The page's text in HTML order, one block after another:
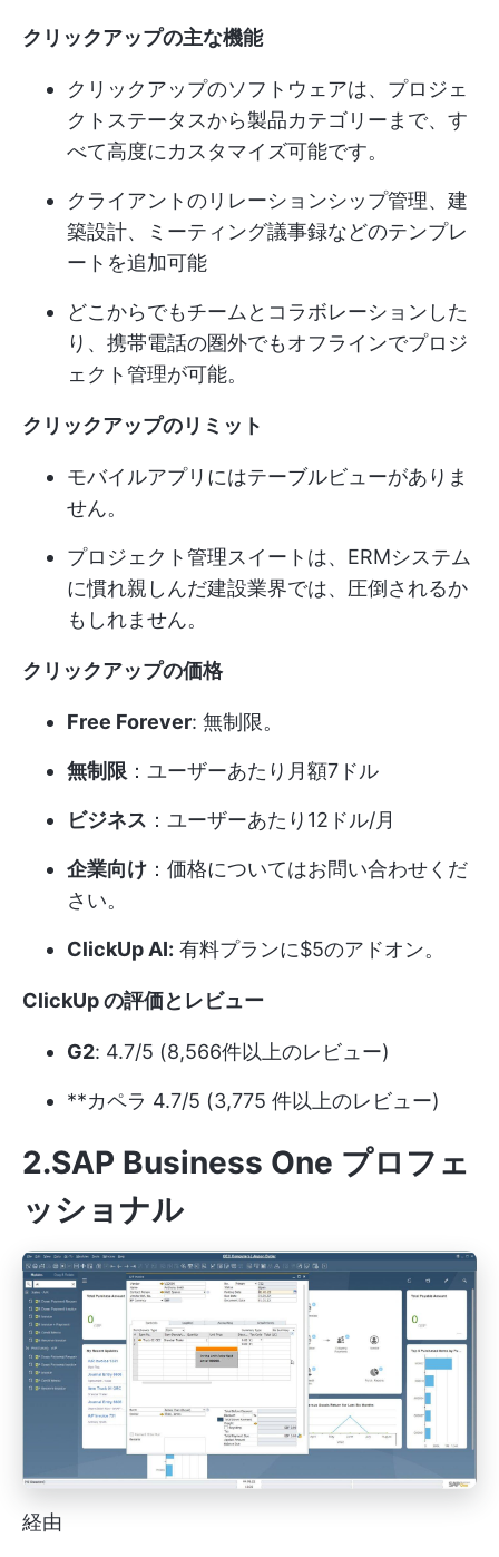
クリックアップの主な機能
クリックアップのソフトウェアは、プロジェ
クトステータスから製品カテゴリーまで、す
べて高度にカスタマイズ可能です。
クライアントのリレーションシップ管理、建
築設計、ミーティング議事録などのテンプレ
ートを追加可能
どこからでもチームとコラボレーションした
り、携帯電話の圏外でもオフラインでプロジ
ェクト管理が可能。
クリックアップのリミット
モバイルアプリにはテーブルビューがありま
せん。
プロジェクト管理スイートは、ERMシステム
に慣れ親しんだ建設業界では、圧倒されるか
もしれません。
クリックアップの価格
Free Forever: 無制限。
無制限 ：ユーザーあたり月額7ドル
ビジネス ：ユーザーあたり12ドル/月
企業向け ：価格についてはお問い合わせくだ
さい。
ClickUp AI: 有料プランに$5のアドオン。
ClickUp の評価とレビュー
G2: 4.7/5 (8,566件以上のレビュー)
**カペラ 4.7/5 (3,775 件以上のレビュー)
2.SAP Business One プロフェ
ッショナル
経由